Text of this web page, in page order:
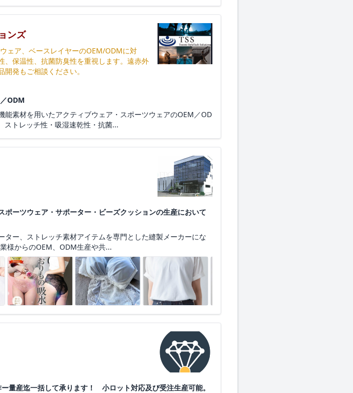
ンズ
ェア、ベースレイヤーのOEM/ODMに対
、保温性、抗菌防臭性を重視します。遠赤外
発もご相談ください。
ODM
素材を用いたアクティブウェア・スポーツウェアのOEM／OD
ストレッチ性・吸湿速乾性・抗菌...
ーツウェア・サポーター・ビーズクッションの生産において
ター、ストレッチ素材アイテムを専門とした縫製メーカーにな
様からのOEM、ODM生産や共...
量産迄一括して承ります！ 小ロット対応及び受注生産可能。